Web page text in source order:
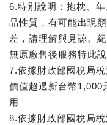
6.特別說明：抱枕、
品性質，有可能出現
差，請理解與見諒。
無原廠售後服務特此說
7.依據財政部國稅局
價值超過新台幣1,000
用
8.依據財政部國稅局